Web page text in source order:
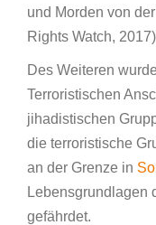
und Morden von
Rights Watch,
Des Weiteren
Terroristischen
jihadistischen
die terroristische
an der Grenze in
Lebensgrundlagen
gefährdet.